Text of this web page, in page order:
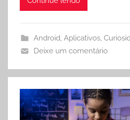
Android, Aplicativos,
Deixe um comentário